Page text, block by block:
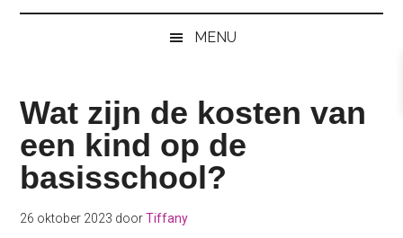
MENU
Wat zijn de kosten van
een kind op de
basisschool?
26 oktober 2023 doorTiffany